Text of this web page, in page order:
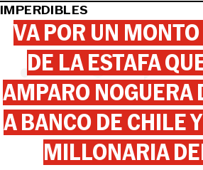
IMPERDIBLES
VA POR UN
DE LA ESTAFA
AMPARO NOGUERA
A BANCO DE CHILE
MILLONARIA